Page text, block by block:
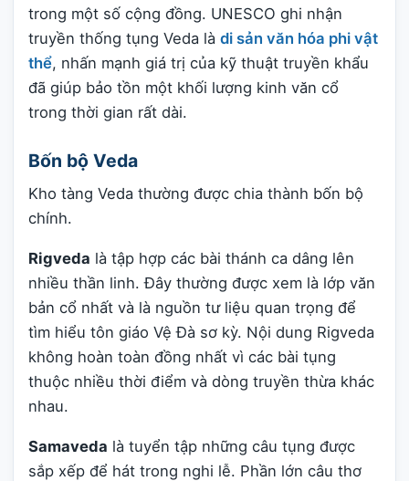
trong một số cộng đồng. UNESCO ghi nhận
truyền thống tụng Veda là di sản văn hóa phi vật
thể, nhấn mạnh giá trị của kỹ thuật truyền khẩu
đã giúp bảo tồn một khối lượng kinh văn cổ
trong thời gian rất dài.
Bốn bộ Veda
Kho tàng Veda thường được chia thành bốn bộ
chính.
Rigveda là tập hợp các bài thánh ca dâng lên
nhiều thần linh. Đây thường được xem là lớp văn
bản cổ nhất và là nguồn tư liệu quan trọng để
tìm hiểu tôn giáo Vệ Đà sơ kỳ. Nội dung Rigveda
không hoàn toàn đồng nhất vì các bài tụng
thuộc nhiều thời điểm và dòng truyền thừa khác
nhau.
Samaveda là tuyển tập những câu tụng được
sắp xếp để hát trong nghi lễ. Phần lớn câu thơ